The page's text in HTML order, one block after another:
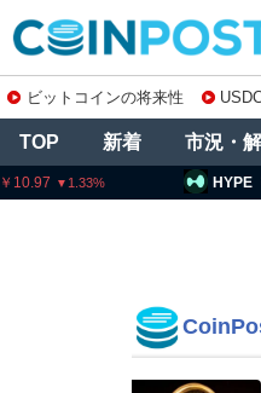
ビットコインの将来性
TOP 新着 市況・
HYPE 8,919.60